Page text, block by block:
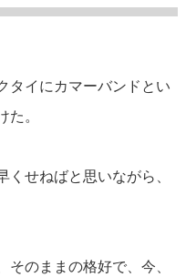
タイにカマーバンドとい
。
せねばと思いながら、
のままの格好で、今、